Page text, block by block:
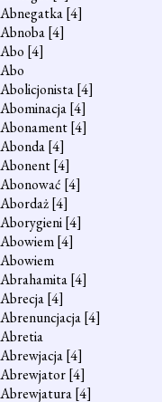
Abnegatka[4]
Abnoba[4]
Abo [4]
Abo
Abolicjonista[4]
Abominacja[4]
Abonament[4]
Abonda[4]
Abonent[4]
Abonować [4]
Abordaż[4]
Aborygieni[4]
Abowiem[4]
Abowiem
Abrahamita[4]
Abrecja[4]
Abrenuncjacja[4]
Abretia
Abrewjacja[4]
Abrewjator[4]
Abrewjatura[4]